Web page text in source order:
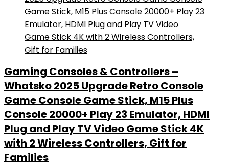
Gaming Consoles & Controllers –
Whatsko 2025 Upgrade Retro Console
Game Console Game Stick, M15 Plus
Console 20000+ Play 23 Emulator, HDMI
Plug and Play TV Video Game Stick 4K
with 2 Wireless Controllers, Gift for
Families